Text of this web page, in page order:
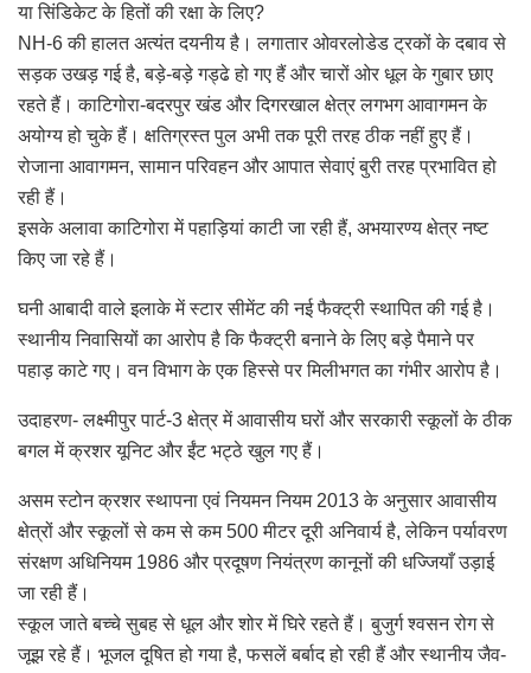
या सिंडिकेट के हितों की रक्षा के लिए?
NH-6 की हालत अत्यंत दयनीय है। लगातार ओवरलोडेड ट्रकों के दबाव से
सड़क उखड़ गई है, बड़े-बड़े गड्ढे हो गए हैं और चारों ओर धूल के गुबार छाए
रहते हैं। काटिगोरा-बदरपुर खंड और दिगरखाल क्षेत्र लगभग आवागमन के
अयोग्य हो चुके हैं। क्षतिग्रस्त पुल अभी तक पूरी तरह ठीक नहीं हुए हैं।
रोजाना आवागमन, सामान परिवहन और आपात सेवाएं बुरी तरह प्रभावित हो
रही हैं।
इसके अलावा काटिगोरा में पहाड़ियां काटी जा रही हैं, अभयारण्य क्षेत्र नष्ट
किए जा रहे हैं।
घनी आबादी वाले इलाके में स्टार सीमेंट की नई फैक्ट्री स्थापित की गई है।
स्थानीय निवासियों का आरोप है कि फैक्ट्री बनाने के लिए बड़े पैमाने पर
पहाड़ काटे गए। वन विभाग के एक हिस्से पर मिलीभगत का गंभीर आरोप है।
उदाहरण- लक्ष्मीपुर पार्ट-3 क्षेत्र में आवासीय घरों और सरकारी स्कूलों के ठीक
बगल में क्रशर यूनिट और ईंट भट्ठे खुल गए हैं।
असम स्टोन क्रशर स्थापना एवं नियमन नियम 2013 के अनुसार आवासीय
क्षेत्रों और स्कूलों से कम से कम 500 मीटर दूरी अनिवार्य है, लेकिन पर्यावरण
संरक्षण अधिनियम 1986 और प्रदूषण नियंत्रण कानूनों की धज्जियाँ उड़ाई
जा रही हैं।
स्कूल जाते बच्चे सुबह से धूल और शोर में घिरे रहते हैं। बुजुर्ग श्वसन रोग से
जूझ रहे हैं। भूजल दूषित हो गया है, फसलें बर्बाद हो रही हैं और स्थानीय जैव-